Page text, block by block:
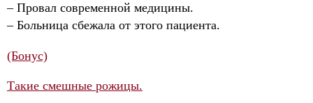
– Провал современной медицины.
– Больница сбежала от этого пациента.
(Бонус)
Такие смешные рожицы.